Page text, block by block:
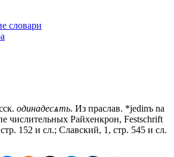
словари
одинадесѧть. Из праслав. *jedinъ na
числительных Райхенкрон, Festschrift
152 и сл.; Славский, 1, стр. 545 и сл.